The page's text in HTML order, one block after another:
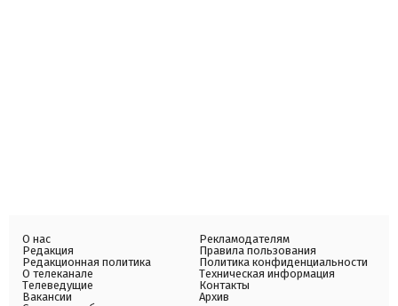
О нас
Редакция
Редакционная политика
О телеканале
Телеведущие
Вакансии
Рекламодателям
Правила пользования
Политика конфиденциальности
Техническая информация
Контакты
Архив